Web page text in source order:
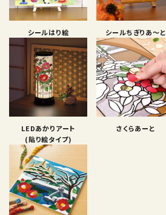
シールはり絵 シールちぎりあ〜と
LEDあかりアート
(貼り絵タイプ)
さくらあーと